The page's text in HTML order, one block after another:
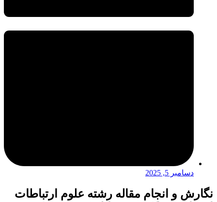
دسامبر 5, 2025
نگارش و انجام مقاله رشته علوم ارتباطات